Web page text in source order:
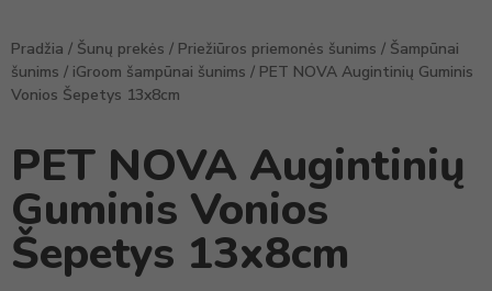
Pradžia / Šunų prekės / Priežiūros priemonės šunims / Šampūnai
šunims / iGroom šampūnai šunims / PET NOVA Augintinių Guminis
Vonios Šepetys 13x8cm
PET NOVA Augintinių
Guminis Vonios
Šepetys 13x8cm